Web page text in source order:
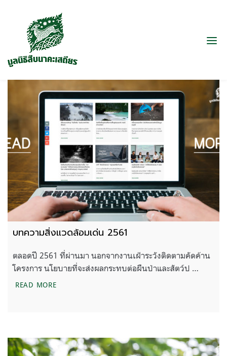
บทความสิ่งแวดล้อมเด่น 2561
ตลอดปี 2561 ที่ผ่านมา นอกจากงานเฝ้าระวังติดตามคัดค้าน
โครงการ นโยบายที่จะส่งผลกระทบต่อผืนป่าและสัตว์ป …
READ MOREบทความสิ่งแวดล้อมเด่น 2561